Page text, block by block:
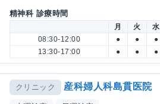
精神科 診療時間
月 火 水
08:30-12:00
● ● ●
13:30-17:00
● ● ●
クリニック 産科婦人科島貫医院